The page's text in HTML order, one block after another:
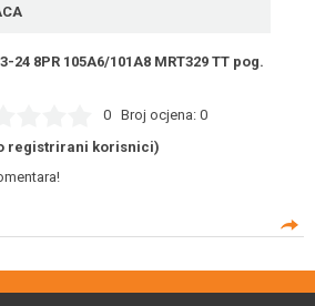
8PR 105A6/101A8 MRT329 TT pog.
0 Broj ocjena: 0
registrirani korisnici)